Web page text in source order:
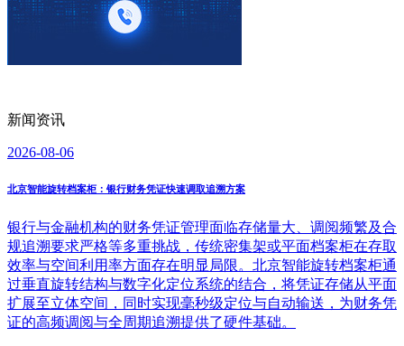
新闻资讯
2026-08-06
北京智能旋转档案柜：银行财务凭证快速调取追溯方案
银行与金融机构的财务凭证管理面临存储量大、调阅频繁及合
规追溯要求严格等多重挑战，传统密集架或平面档案柜在存取
效率与空间利用率方面存在明显局限。北京智能旋转档案柜通
过垂直旋转结构与数字化定位系统的结合，将凭证存储从平面
扩展至立体空间，同时实现毫秒级定位与自动输送，为财务凭
证的高频调阅与全周期追溯提供了硬件基础。